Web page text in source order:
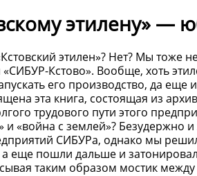
этилену» —
этилен»? Нет? Мы тоже
Кстово». Вообще, хоть
его производство, да еще
эта книга, состоящая из
трудового пути этого
«война с землей»? Безудержно
СИБУРа, однако мы
еще пошли дальше и
таким образом мостик